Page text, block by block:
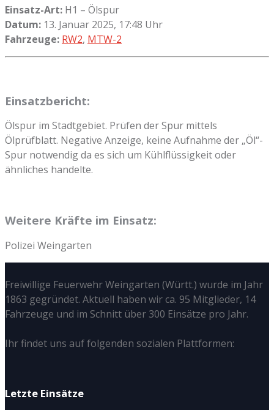
Einsatz-Art: H1 – Ölspur
Datum: 13. Januar 2025, 17:48 Uhr
Fahrzeuge: RW2, MTW-2
Einsatzbericht:
Ölspur im Stadtgebiet. Prüfen der Spur mittels
Ölprüfblatt. Negative Anzeige, keine Aufnahme der „Öl“-
Spur notwendig da es sich um Kühlflüssigkeit oder
ähnliches handelte.
Weitere Kräfte im Einsatz:
Polizei Weingarten
Freiwillige Feuerwehr Weingarten (Württ.) wurde im Jahr
1863 gegründet. Aktuell haben wir ca. 95 Mitglieder, 14
Fahrzeuge und im Schnitt über 300 Einsätze pro Jahr.
Ihr findet uns auf folgenden sozialen Plattformen:
Letzte Einsätze